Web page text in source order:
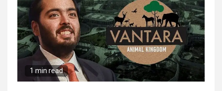
1 min read